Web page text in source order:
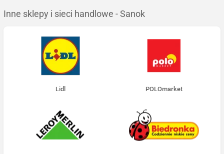
Inne sklepy i sieci handlowe - Sanok
Lidl POLOmarket